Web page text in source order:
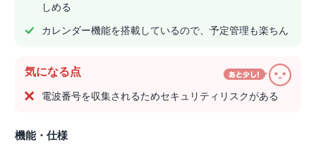
しめる
カレンダー機能を搭載しているので、予定管理も楽ちん
気になる点
電波番号を収集されるためセキュリティリスクがある
機能・仕様